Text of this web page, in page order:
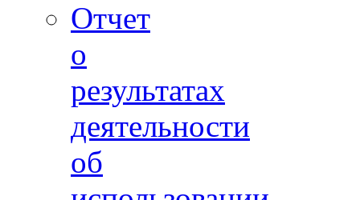
Отчет
о
результатах
деятельности
об